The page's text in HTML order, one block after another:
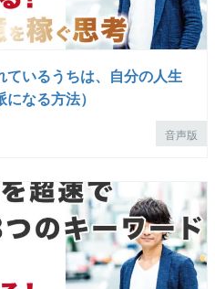
ているうちは、自分の人生
なる方法）
音声版